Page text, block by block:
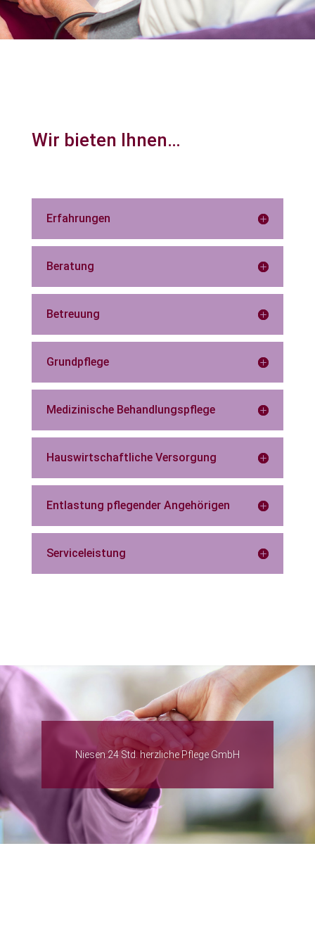
Wir bieten Ihnen…
Erfahrungen
Beratung
Betreuung
Grundpflege
Medizinische Behandlungspflege
Hauswirtschaftliche Versorgung
Entlastung pflegender Angehörigen
Serviceleistung
Niesen 24 Std. herzliche Pflege GmbH